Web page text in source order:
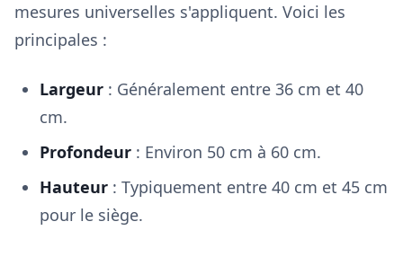
mesures universelles s'appliquent. Voici les
principales :
Largeur : Généralement entre 36 cm et 40
cm.
Profondeur : Environ 50 cm à 60 cm.
Hauteur : Typiquement entre 40 cm et 45 cm
pour le siège.